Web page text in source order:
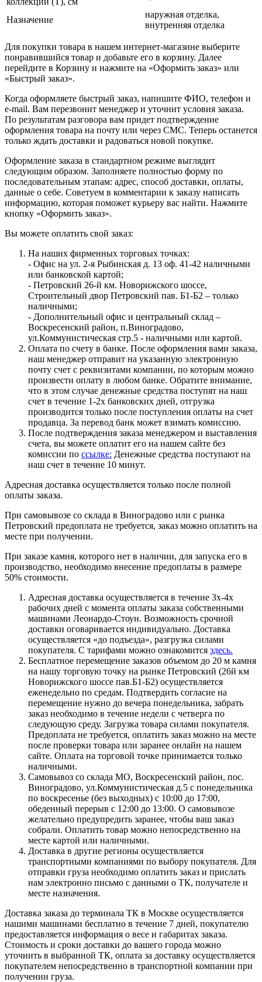
Назначение
наружная отделка,
внутренняя отделка
Для покупки товара в нашем интернет-магазине выберите
понравившийся товар и добавьте его в корзину. Далее
перейдите в Корзину и нажмите на «Оформить заказ» или
«Быстрый заказ».
Когда оформляете быстрый заказ, напишите ФИО, телефон и
e-mail. Вам перезвонит менеджер и уточнит условия заказа.
По результатам разговора вам придет подтверждение
оформления товара на почту или через СМС. Теперь останется
только ждать доставки и радоваться новой покупке.
Оформление заказа в стандартном режиме выглядит
следующим образом. Заполняете полностью форму по
последовательным этапам: адрес, способ доставки, оплаты,
данные о себе. Советуем в комментарии к заказу написать
информацию, которая поможет курьеру вас найти. Нажмите
кнопку «Оформить заказ».
Вы можете оплатить свой заказ:
На наших фирменных торговых точках:
- Офис на ул. 2-я Рыбинская д. 13 оф. 41-42 наличными
или банковской картой;
- Петровский 26-й км. Новорижского шоссе,
Строительный двор Петровский пав. Б1-Б2 – только
наличными;
- Дополнительный офис и центральный склад –
Воскресенский район, п.Виноградово,
ул.Коммунистическая стр.5 - наличными или картой.
Оплата по счету в банке. После оформления вами заказа,
наш менеджер отправит на указанную электронную
почту счет с реквизитами компании, по которым можно
произвести оплату в любом банке. Обратите внимание,
что в этом случае денежные средства поступят на наш
счет в течение 1-2х банковских дней, отгрузка
производится только после поступления оплаты на счет
продавца. За перевод банк может взимать комиссию.
После подтверждения заказа менеджером и выставления
счета, вы можете оплатит его на нашем сайте без
комиссии по ссылке: Денежные средства поступают на
наш счет в течение 10 минут.
Адресная доставка осуществляется только после полной
оплаты заказа.
При самовывозе со склада в Виноградово или с рынка
Петровский предоплата не требуется, заказ можно оплатить на
месте при получении.
При заказе камня, которого нет в наличии, для запуска его в
производство, необходимо внесение предоплаты в размере
50% стоимости.
Адресная доставка осуществляется в течение 3х-4х
рабочих дней с момента оплаты заказа собственными
машинами Леонардо-Стоун. Возможность срочной
доставки оговаривается индивидуально. Доставка
осуществляется «до подъезда», разгрузка силами
покупателя. С тарифами можно ознакомится здесь.
Бесплатное перемещение заказов объемом до 20 м камня
на нашу торговую точку на рынке Петровский (26й км
Новорижского шоссе пав.Б1-Б2) осуществляется
еженедельно по средам. Подтвердить согласие на
перемещение нужно до вечера понедельника, забрать
заказ необходимо в течение недели с четверга по
следующую среду. Загрузка товара силами покупателя.
Предоплата не требуется, оплатить заказ можно на месте
после проверки товара или заранее онлайн на нашем
сайте. Оплата на торговой точке принимается только
наличными.
Самовывоз со склада МО, Воскресенский район, пос.
Виноградово, ул.Коммунистическая д.5 с понедельника
по воскресенье (без выходных) с 10:00 до 17:00,
обеденный перерыв с 12:00 до 13:00. О самовывозе
желательно предупредить заранее, чтобы ваш заказ
собрали. Оплатить товар можно непосредственно на
месте картой или наличными.
Доставка в другие регионы осуществляется
транспортными компаниями по выбору покупателя. Для
отправки груза необходимо оплатить заказ и прислать
нам электронно письмо с данными о ТК, получателе и
месте назначения.
Доставка заказа до терминала ТК в Москве осуществляется
нашими машинами бесплатно в течение 7 дней, покупателю
предоставляется информация о весе и габаритах заказа.
Стоимость и сроки доставки до вашего города можно
уточнить в выбранной ТК, оплата за доставку осуществляется
покупателем непосредственно в транспортной компании при
получении груза.